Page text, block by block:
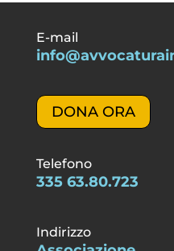
E-mail
DONA ORA
Telefono
335 63.80.723
Indirizzo